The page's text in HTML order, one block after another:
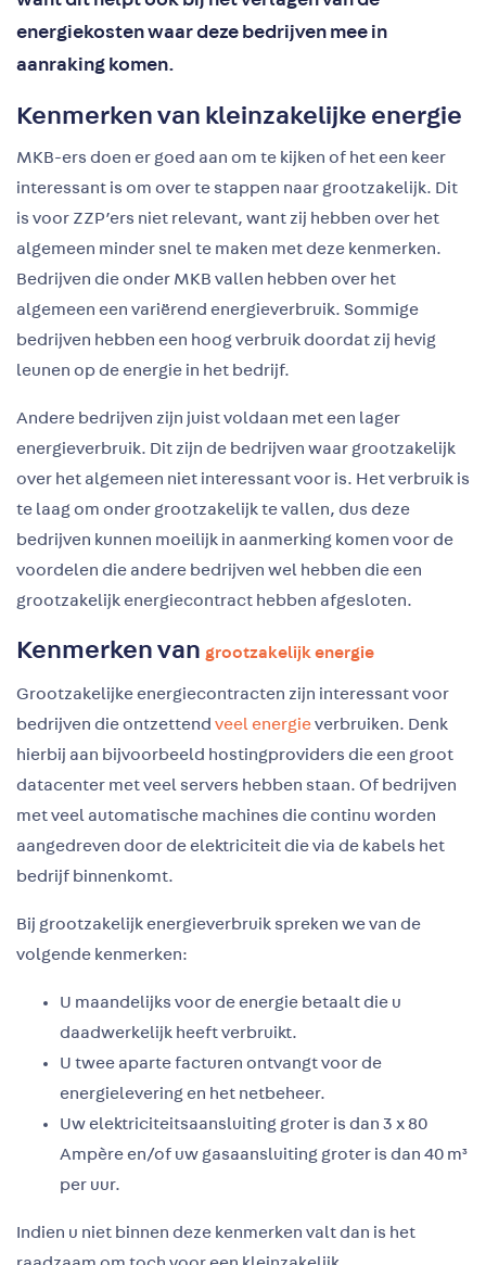
energiekosten waar deze bedrijven mee in
aanraking komen.
Kenmerken van kleinzakelijke energie
MKB-ers doen er goed aan om te kijken of het een keer
interessant is om over te stappen naar grootzakelijk. Dit
is voor ZZP’ers niet relevant, want zij hebben over het
algemeen minder snel te maken met deze kenmerken.
Bedrijven die onder MKB vallen hebben over het
algemeen een variërend energieverbruik. Sommige
bedrijven hebben een hoog verbruik doordat zij hevig
leunen op de energie in het bedrijf.
Andere bedrijven zijn juist voldaan met een lager
energieverbruik. Dit zijn de bedrijven waar grootzakelijk
over het algemeen niet interessant voor is. Het verbruik is
te laag om onder grootzakelijk te vallen, dus deze
bedrijven kunnen moeilijk in aanmerking komen voor de
voordelen die andere bedrijven wel hebben die een
grootzakelijk energiecontract hebben afgesloten.
Kenmerken van grootzakelijk energie
Grootzakelijke energiecontracten zijn interessant voor
bedrijven die ontzettend veel energieverbruiken. Denk
hierbij aan bijvoorbeeld hostingproviders die een groot
datacenter met veel servers hebben staan. Of bedrijven
met veel automatische machines die continu worden
aangedreven door de elektriciteit die via de kabels het
bedrijf binnenkomt.
Bij grootzakelijk energieverbruik spreken we van de
volgende kenmerken:
U maandelijks voor de energie betaalt die u
daadwerkelijk heeft verbruikt.
U twee aparte facturen ontvangt voor de
energielevering en het netbeheer.
Uw elektriciteitsaansluiting groter is dan 3 x 80
Ampère en/of uw gasaansluiting groter is dan 40 m³
per uur.
Indien u niet binnen deze kenmerken valt dan is het